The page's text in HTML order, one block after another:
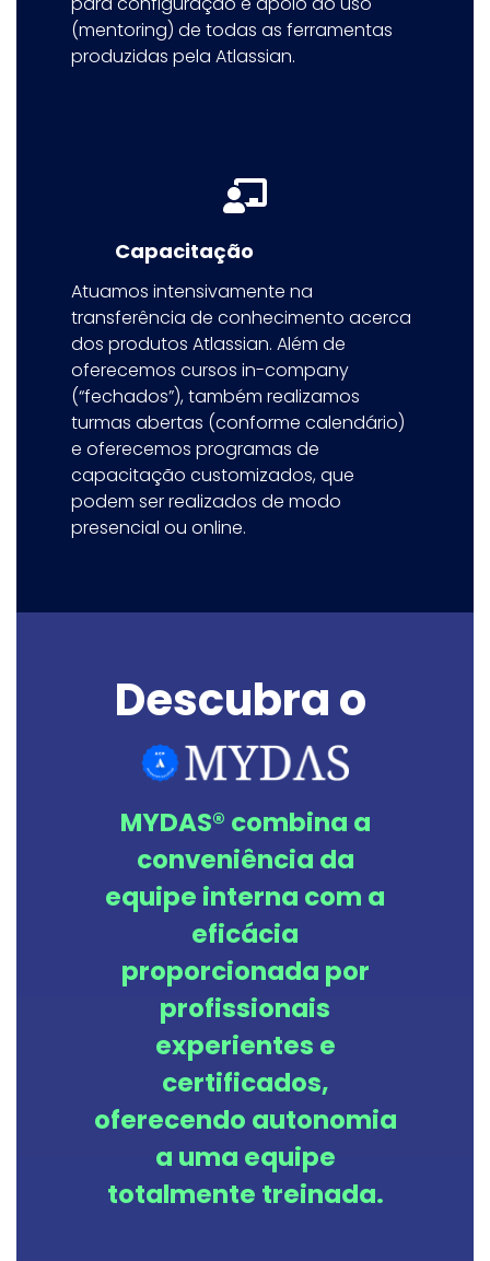
(mentoring) de todas as ferramentas
produzidas pela Atlassian.
Capacitação
Atuamos intensivamente na
transferência de conhecimento acerca
dos produtos Atlassian. Além de
oferecemos cursos in-company
(“fechados”), também realizamos
turmas abertas (conforme calendário)
e oferecemos programas de
capacitação customizados, que
podem ser realizados de modo
presencial ou online.
Descubra o
MYDAS® combina a
conveniência da
equipe interna com a
eficácia
proporcionada por
profissionais
experientes e
certificados,
oferecendo autonomia
a uma equipe
totalmente treinada.